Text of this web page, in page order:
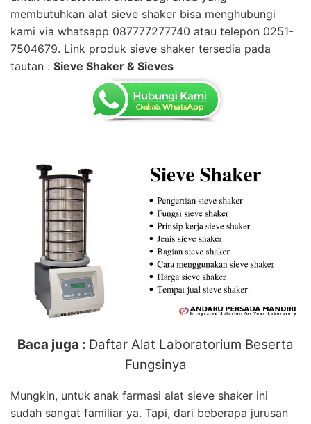
membutuhkan alat sieve shaker bisa menghubungi
kami via whatsapp 087777277740 atau telepon 0251-
7504679. Link produk sieve shaker tersedia pada
tautan : Sieve Shaker & Sieves
Baca juga : Daftar Alat Laboratorium Beserta
Fungsinya
Mungkin, untuk anak farmasi alat sieve shaker ini
sudah sangat familiar ya. Tapi, dari beberapa jurusan